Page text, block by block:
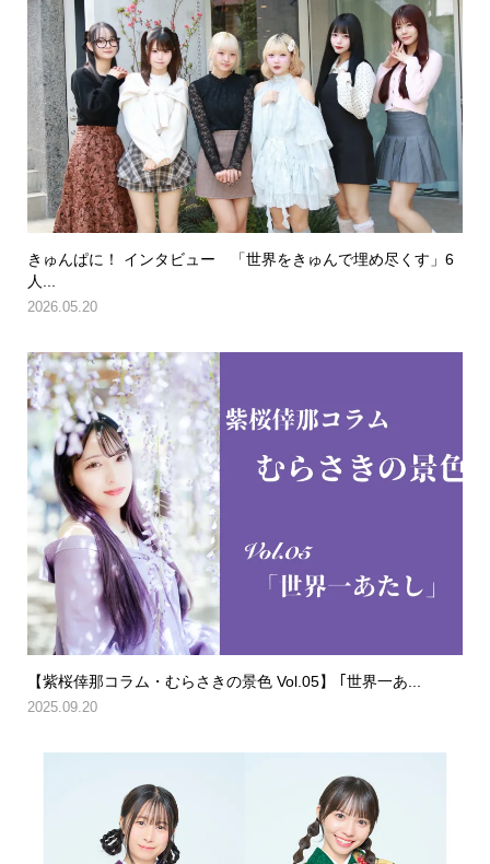
きゅんぱに！ インタビュー 「世界をきゅんで埋め尽くす」6
人...
2026.05.20
【紫桜倖那コラム・むらさきの景色 Vol.05】 ｢世界一あ...
2025.09.20